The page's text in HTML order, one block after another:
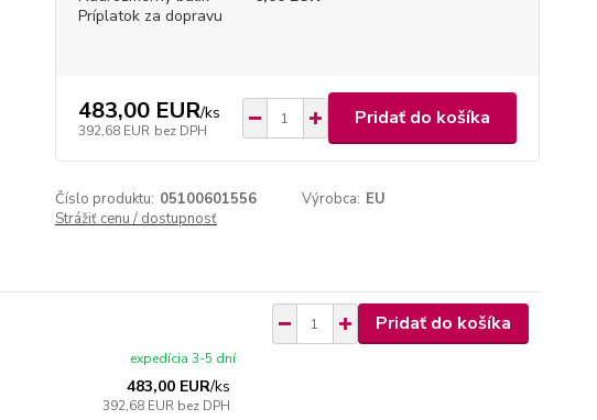
Príplatok za dopravu
483,00 EUR/ks
392,68 EUR bez DPH
Pridať do košíka
Číslo produktu: 05100601556 Výrobca: EU
Strážiť cenu / dostupnosť
483,00 EUR/ks
392,68 EUR bez DPH
expedícia 3-5 dní
Pridať do košíka